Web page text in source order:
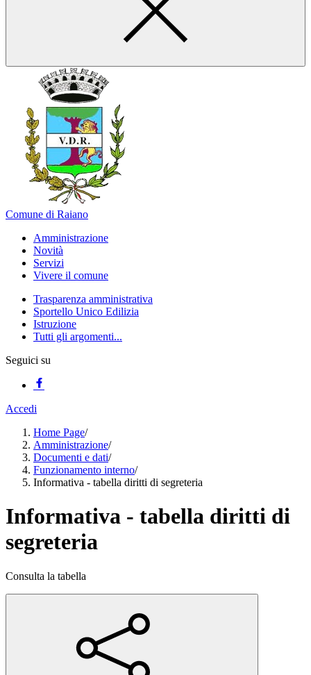
Comune di Raiano
Amministrazione
Novità
Servizi
Vivere il comune
Trasparenza amministrativa
Sportello Unico Edilizia
Istruzione
Tutti gli argomenti...
Seguici su
Accedi
Home Page/
Amministrazione/
Documenti e dati/
Funzionamento interno/
Informativa - tabella diritti di segreteria
Informativa - tabella diritti di
segreteria
Consulta la tabella